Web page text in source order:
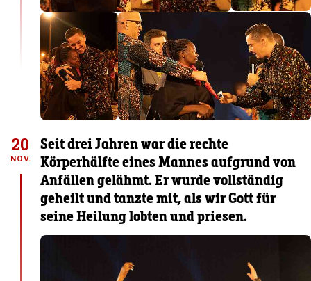
20
NOV.
Seit drei Jahren war die rechte
Körperhälfte eines Mannes aufgrund von
Anfällen gelähmt. Er wurde vollständig
geheilt und tanzte mit, als wir Gott für
seine Heilung lobten und priesen.